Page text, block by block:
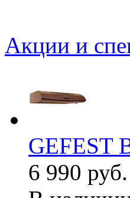
Акции и
GEFEST
6 990 руб.